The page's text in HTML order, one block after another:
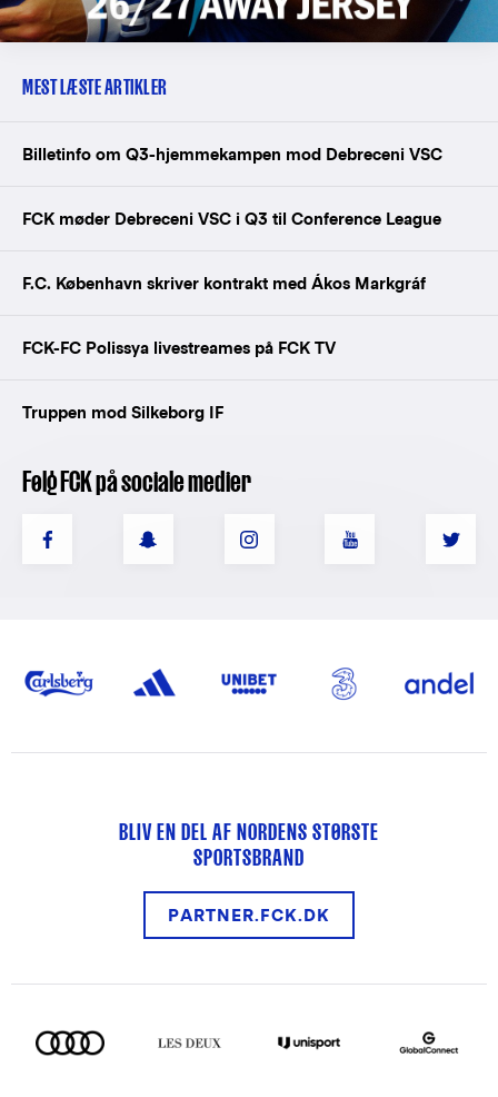
MEST LÆSTE ARTIKLER
Billetinfo om Q3-hjemmekampen mod Debreceni VSC
FCK møder Debreceni VSC i Q3 til Conference League
F.C. København skriver kontrakt med Ákos Markgráf
FCK-FC Polissya livestreames på FCK TV
Truppen mod Silkeborg IF
Følg FCK på sociale medier
BLIV EN DEL AF NORDENS STØRSTE
SPORTSBRAND
PARTNER.FCK.DK